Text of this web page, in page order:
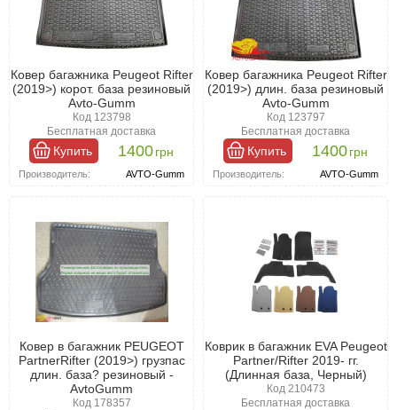
Груз, который транспортируется, может оставить царапины,
сколы и даже трещины на поверхности пола. К тому же,
сыпучие или жидкие строительные и горюче-смазочные
материалы могут повредить обивку и даже вызвать ржавчину.
Используя правильно выбранный коврик для багажника Пежо
Рифтер с 2019- , можно надежно защитить отделение от этих
проблем. Помимо этого, коврик упростит процесс уборки - все
загрязнения останутся на его поверхности, и достаточно будет
просто вытряхнуть или промыть аксессуар.
Интернет-магазин Автошара предлагает широкий выбор
задачи. Чтобы избежать ошибок с размерами, выбирайте
коврик, разработанный с учетом особенностей модели
автомобиля.
Ковер багажника Peugeot Rifter
(2019>) корот. база резиновый
Avto-Gumm
Код 123798
Бесплатная доставка
Купить 1400грн
Производитель: AVTO-Gumm
Ковер багажника Peugeot Rifter
(2019>) длин. база резиновый
Avto-Gumm
Код 123797
Бесплатная доставка
Купить 1400грн
Производитель: AVTO-Gumm
Ковер в багажник PEUGEOT
PartnerRifter (2019>) грузпас
длин. база? резиновый -
AvtoGumm
Код 178357
Коврик в багажник EVA Peugeot
Partner/Rifter 2019- гг.
(Длинная база, Черный)
Код 210473
Бесплатная доставка